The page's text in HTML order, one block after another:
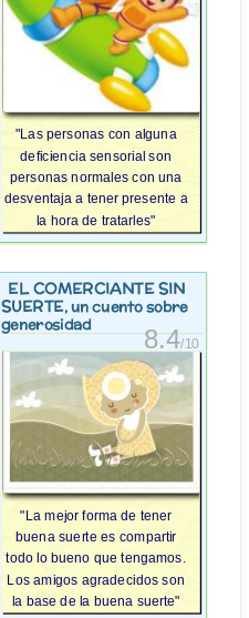
"Las personas con alguna
deficiencia sensorial son
personas normales con una
desventaja a tener presente a
la hora de tratarles"
EL COMERCIANTE SIN
SUERTE, un cuento sobre
generosidad
8.4/10
"La mejor forma de tener
buena suerte es compartir
todo lo bueno que tengamos.
Los amigos agradecidos son
la base de la buena suerte"